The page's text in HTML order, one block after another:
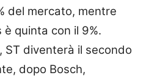
del mercato, mentre
quinta con il 9%.
ST diventerà il secondo
dopo Bosch,